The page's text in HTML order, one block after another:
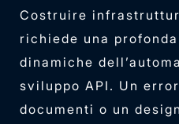
Costruire
richiede una
dinamiche
sviluppo API. Un
documenti o un